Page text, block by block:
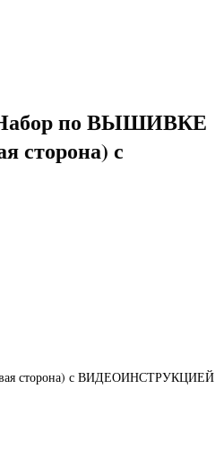
по ВЫШИВКЕ
сторона) с
сторона) с ВИДЕОИНСТРУКЦИЕЙ